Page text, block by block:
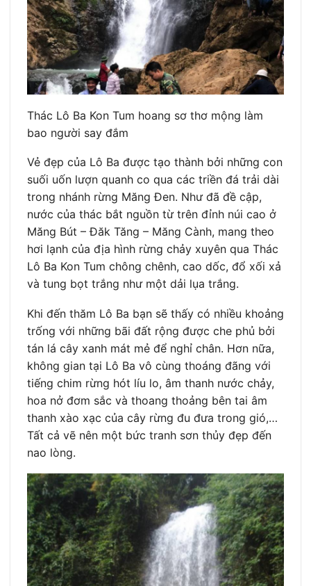
Thác Lô Ba Kon Tum hoang sơ thơ mộng làm
bao người say đắm
Vẻ đẹp của Lô Ba được tạo thành bởi những con
suối uốn lượn quanh co qua các triền đá trải dài
trong nhánh rừng Măng Đen. Như đã đề cập,
nước của thác bắt nguồn từ trên đỉnh núi cao ở
Măng Bút – Đăk Tăng – Măng Cành, mang theo
hơi lạnh của địa hình rừng chảy xuyên qua Thác
Lô Ba Kon Tum chông chênh, cao dốc, đổ xối xả
và tung bọt trắng như một dải lụa trắng.
Khi đến thăm Lô Ba bạn sẽ thấy có nhiều khoảng
trống với những bãi đất rộng được che phủ bởi
tán lá cây xanh mát mẻ để nghỉ chân. Hơn nữa,
không gian tại Lô Ba vô cùng thoáng đãng với
tiếng chim rừng hót líu lo, âm thanh nước chảy,
hoa nở đơm sắc và thoang thoảng bên tai âm
thanh xào xạc của cây rừng đu đưa trong gió,…
Tất cả vẽ nên một bức tranh sơn thủy đẹp đến
nao lòng.